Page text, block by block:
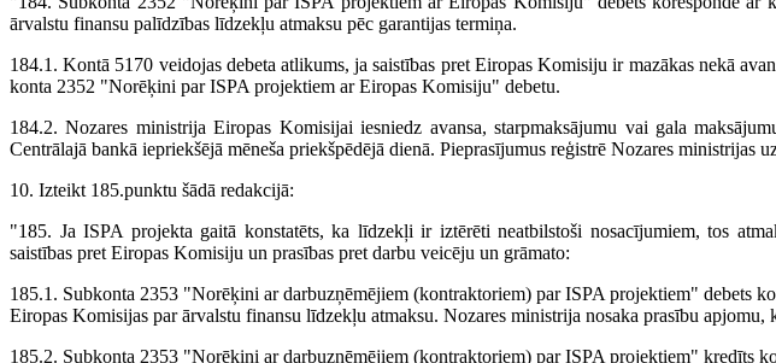
ārvalstu finansu palīdzības līdzekļu atmaksu pēc garantijas termiņa.
184.1. Kontā 5170 veidojas debeta atlikums, ja saistības pret Eiropas Komisiju ir mazākas nekā
konta 2352 "Norēķini par ISPA projektiem ar Eiropas Komisiju" debetu.
184.2. Nozares ministrija Eiropas Komisijai iesniedz avansa, starpmaksājumu vai gala
Centrālajā bankā iepriekšējā mēneša priekšpēdējā dienā. Pieprasījumus reģistrē Nozares ministrijas
10. Izteikt 185.punktu šādā redakcijā:
"185. Ja ISPA projekta gaitā konstatēts, ka līdzekļi ir iztērēti neatbilstoši nosacījumiem, tos
saistības pret Eiropas Komisiju un prasības pret darbu veicēju un grāmato:
185.1. Subkonta 2353 "Norēķini ar darbuzņēmējiem (kontraktoriem) par ISPA projektiem" debets
Eiropas Komisijas par ārvalstu finansu līdzekļu atmaksu. Nozares ministrija nosaka prasību apjomu,
185.2. Subkonta 2353 "Norēķini ar darbuzņēmējiem (kontraktoriem) par ISPA projektiem" kredīts